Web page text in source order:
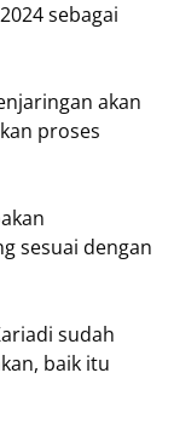
sebagai
akan
proses
sesuai dengan
sudah
baik itu